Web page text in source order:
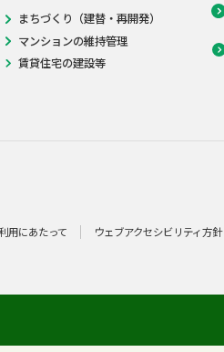
まちづくり（建替・再開発）
マンションの維持管理
賃貸住宅の建設等
用にあたって ウェブアクセシビリティ方針